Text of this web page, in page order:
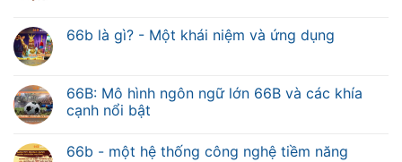
66b là gì? - Một khái niệm và ứng dụng
66B: Mô hình ngôn ngữ lớn 66B và các khía
cạnh nổi bật
66b - một hệ thống công nghệ tiềm năng